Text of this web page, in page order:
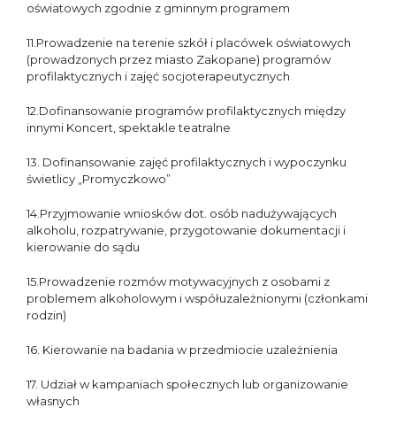
oświatowych zgodnie z gminnym programem
11.Prowadzenie na terenie szkół i placówek oświatowych
(prowadzonych przez miasto Zakopane) programów
profilaktycznych i zajęć socjoterapeutycznych
12.Dofinansowanie programów profilaktycznych między
innymi Koncert, spektakle teatralne
13. Dofinansowanie zajęć profilaktycznych i wypoczynku
świetlicy „Promyczkowo”
14.Przyjmowanie wniosków dot. osób nadużywających
alkoholu, rozpatrywanie, przygotowanie dokumentacji i
kierowanie do sądu
15.Prowadzenie rozmów motywacyjnych z osobami z
problemem alkoholowym i współuzależnionymi (członkami
rodzin)
16. Kierowanie na badania w przedmiocie uzależnienia
17. Udział w kampaniach społecznych lub organizowanie
własnych